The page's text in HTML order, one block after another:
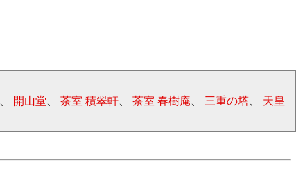
、 開山堂、 茶室 積翠軒、 茶室 春樹庵、 三重の塔、 天皇